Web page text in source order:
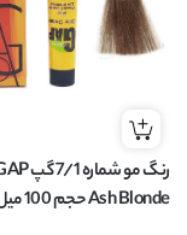
Ash Blonde حجم 100 میل